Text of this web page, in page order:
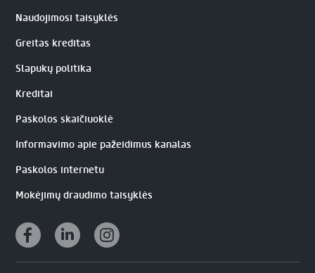
Naudojimosi taisyklės
Greitas kreditas
Slapukų politika
Kreditai
Paskolos skaičiuoklė
Informavimo apie pažeidimus kanalas
Paskolos internetu
Mokėjimų draudimo taisyklės